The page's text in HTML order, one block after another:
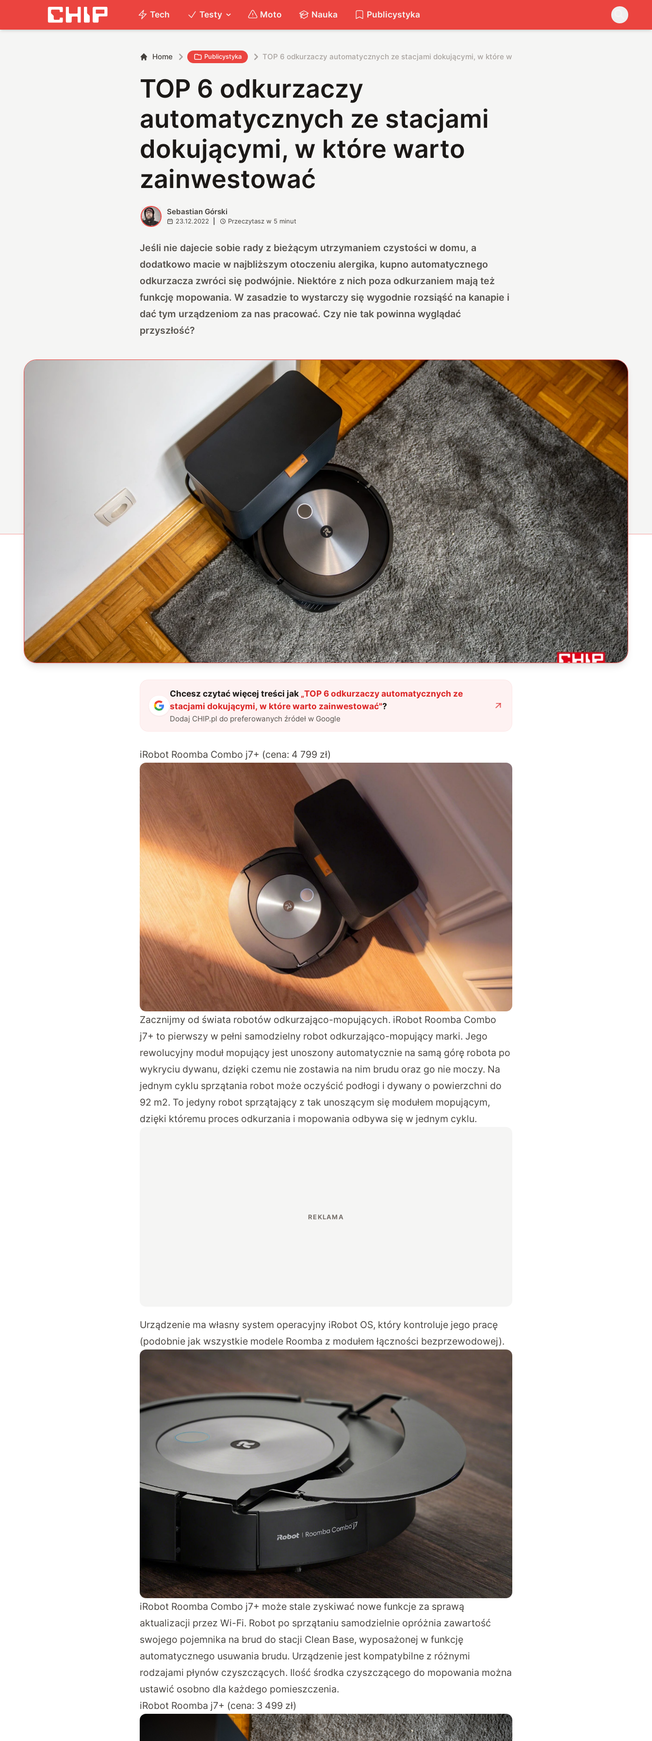
Tech Testy Moto Nauka Publicystyka
Home Publicystyka TOP 6 odkurzaczy automatycznych ze stacjami dokującymi, w które warto zainwestować
TOP 6 odkurzaczy
automatycznych ze stacjami
dokującymi, w które warto
zainwestować
S Sebastian Górski
23.12.2022 Przeczytasz w 5 minut
Jeśli nie dajecie sobie rady z bieżącym utrzymaniem czystości w domu, a
dodatkowo macie w najbliższym otoczeniu alergika, kupno automatycznego
odkurzacza zwróci się podwójnie. Niektóre z nich poza odkurzaniem mają też
funkcję mopowania. W zasadzie to wystarczy się wygodnie rozsiąść na kanapie i
dać tym urządzeniom za nas pracować. Czy nie tak powinna wyglądać
przyszłość?
Chcesz czytać więcej treści jak „TOP 6 odkurzaczy automatycznych ze
stacjami dokującymi, w które warto zainwestować"?
Dodaj CHIP.pl do preferowanych źródeł w Google
iRobot Roomba Combo j7+ (cena: 4 799 zł)
Zacznijmy od świata robotów odkurzająco-mopujących. iRobot Roomba Combo
j7+ to pierwszy w pełni samodzielny robot odkurzająco-mopujący marki. Jego
rewolucyjny moduł mopujący jest unoszony automatycznie na samą górę robota po
wykryciu dywanu, dzięki czemu nie zostawia na nim brudu oraz go nie moczy. Na
jednym cyklu sprzątania robot może oczyścić podłogi i dywany o powierzchni do
92 m2. To jedyny robot sprzątający z tak unoszącym się modułem mopującym,
dzięki któremu proces odkurzania i mopowania odbywa się w jednym cyklu.
Urządzenie ma własny system operacyjny iRobot OS, który kontroluje jego pracę
(podobnie jak wszystkie modele Roomba z modułem łączności bezprzewodowej).
iRobot Roomba Combo j7+ może stale zyskiwać nowe funkcje za sprawą
aktualizacji przez Wi-Fi. Robot po sprzątaniu samodzielnie opróżnia zawartość
swojego pojemnika na brud do stacji Clean Base, wyposażonej w funkcję
automatycznego usuwania brudu. Urządzenie jest kompatybilne z różnymi
rodzajami płynów czyszczących. Ilość środka czyszczącego do mopowania można
ustawić osobno dla każdego pomieszczenia.
iRobot Roomba j7+ (cena: 3 499 zł)